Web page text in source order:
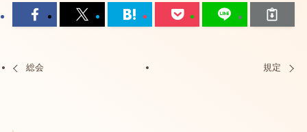
総会 規定